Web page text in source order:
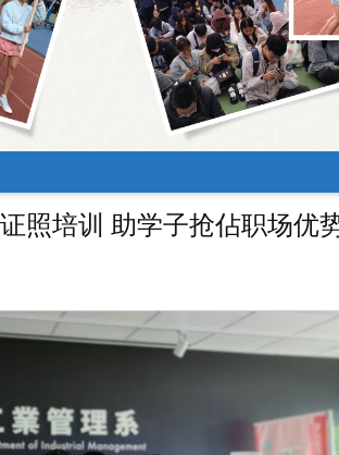
照培训 助学子抢佔职场优